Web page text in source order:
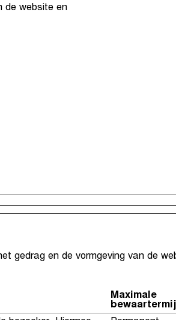
de website en
gedrag en de vormgeving van de
Maximale